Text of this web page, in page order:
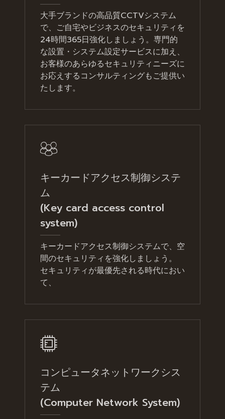
大手ブランドの高品質CCTVシステム
で、ご自宅やビジネスのセキュリティを
24時間365日強化しましょう。専門的
な設置・システム設定サービスに加え、
お客様のあらゆるセキュリティニーズに
お応えするコンサルティングもご提供い
たします。
キーカードアクセス制御システ
ム
(Key card access control
system)
キーカードアクセス制御システムで、空
間のセキュリティを強化しましょう。
セキュリティが最優先される時代におい
て、
コンピュータネットワークシス
テム
(Computer Network System)